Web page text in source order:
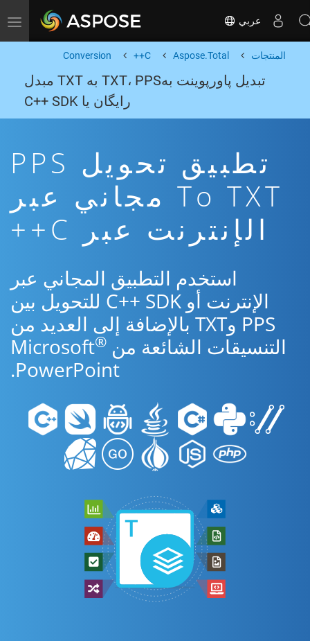
Toggle navigation عربي
المنتجات Aspose.Total
C++
Conversion
تبدیل پاورپوینت بهTXT، PPS به TXT مبدل
رایگان یا C++ SDK
تطبيق تحويل PPS
To TXT مجاني عبر
الإنترنت عبر C++
استخدم التطبيق المجاني عبر
الإنترنت أو C++ SDK للتحويل بين
PPS وTXT بالإضافة إلى العديد من
التنسيقات الشائعة من Microsoft ®
PowerPoint.